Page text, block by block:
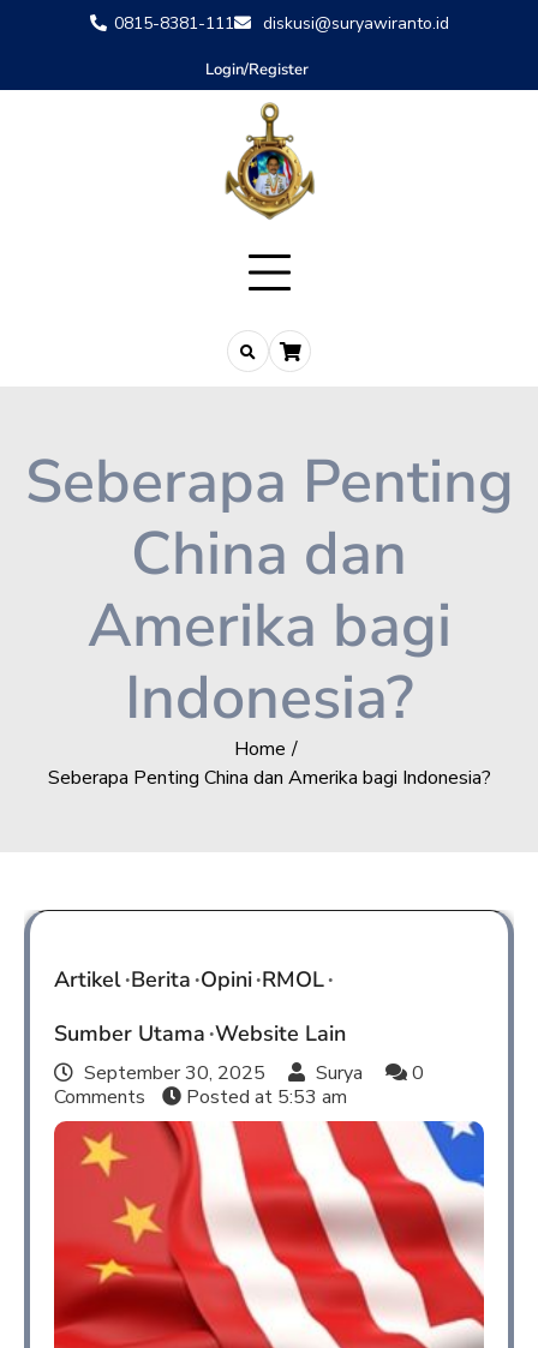
0815-8381-111 diskusi@suryawiranto.id
Login/Register
Seberapa Penting
China dan
Amerika bagi
Indonesia?
Home
Seberapa Penting China dan Amerika bagi Indonesia?
Artikel Berita Opini RMOL
Sumber Utama Website Lain
September 30, 2025 Surya
0
Comments
Posted at 5:53 am